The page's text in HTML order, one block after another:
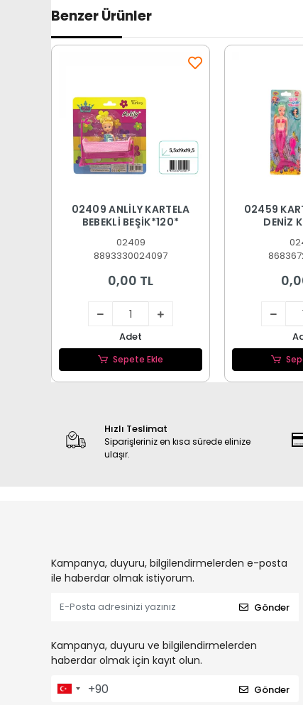
Benzer Ürünler
02409 ANLİLY KARTELA
BEBEKLİ BEŞİK*120*
02409
8893330024097
0,00 TL
Adet
Sepete Ekle
02459
DENİZ
Hızlı Teslimat
Siparişleriniz en kısa sürede elinize
ulaşır.
Kampanya, duyuru, bilgilendirmelerden e-posta
ile haberdar olmak istiyorum.
Gönder
Kampanya, duyuru ve bilgilendirmelerden
haberdar olmak için kayıt olun.
Gönder